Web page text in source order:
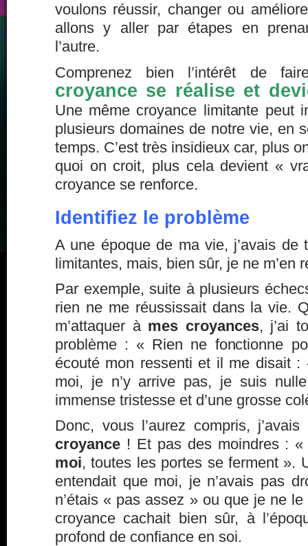
voulons réussir, changer ou
allons y aller par étapes en
l’autre.
Comprenez bien l’intérêt de
croyance se réalise et
Une même croyance limitante peut
plusieurs domaines de notre vie, en
temps. C’est très insidieux car, plus
quoi on croit, plus cela devient «
croyance se renforce.
Identifiez le problème
A une époque de ma vie, j’avais de
limitantes, mais, bien sûr, je ne m’en
Par exemple, suite à plusieurs
rien ne me réussissait dans la vie.
m’attaquer à mes croyances, j’ai
problème : « Rien ne fonctionne
écouté mon ressenti et il me disait :
moi, je n’y arrive pas, je suis
immense tristesse et d’une grosse
Donc, vous l’aurez compris,
croyance ! Et pas des moindres :
moi, toutes les portes se ferment ».
entendait que moi, je n’avais pas
n’étais « pas assez » ou que je ne
croyance cachait bien sûr, à
profond de confiance en soi.